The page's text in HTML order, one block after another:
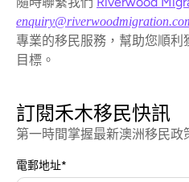
訂閱禾木移民快訊
第一時間掌握最新澳洲移民政
電郵地址*
專業的移民服務，幫助您順
目標。